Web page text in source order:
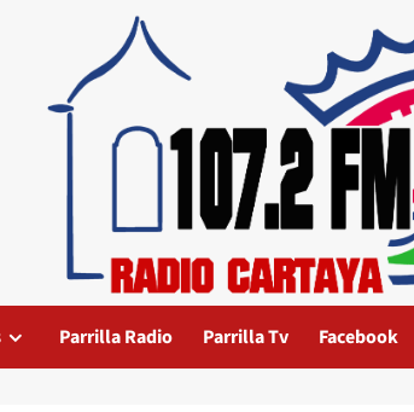
Parrilla Radio Parrilla Tv Facebook